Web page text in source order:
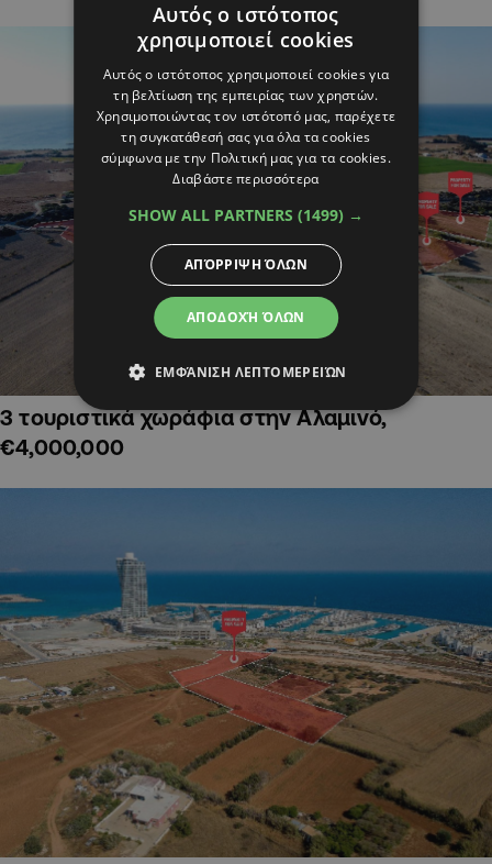
3 τουριστικά χωράφια στην Αλαμινό,
€4,000,000
Αυτός ο ιστότοπος
χρησιμοποιεί cookies
Αυτός ο ιστότοπος χρησιμοποιεί cookies για
τη βελτίωση της εμπειρίας των χρηστών.
Χρησιμοποιώντας τον ιστότοπό μας, παρέχετε
τη συγκατάθεσή σας για όλα τα cookies
σύμφωνα με την Πολιτική μας για τα cookies.
Διαβάστε περισσότερα
SHOW ALL PARTNERS (1499) →
ΑΠΟΔΟΧΉ ΌΛΩΝ
ΑΠΌΡΡΙΨΗ ΌΛΩΝ
ΕΜΦΆΝΙΣΗ ΛΕΠΤΟΜΕΡΕΙΏΝ